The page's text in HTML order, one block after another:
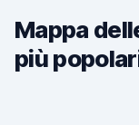
Mappa
più